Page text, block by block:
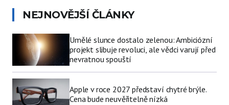
NEJNOVĚJŠÍ ČLÁNKY
Umělé slunce dostalo zelenou: Ambiciózní
projekt slibuje revoluci, ale vědci varují před
nevratnou spouští
Apple v roce 2027 představí chytré brýle.
Cena bude neuvěřitelně nízká